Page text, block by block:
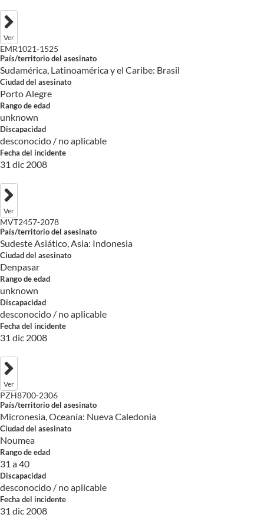
Ver
EMR1021-1525
País/territorio del asesinato
Sudamérica, Latinoamérica y el Caribe: Brasil
Ciudad del asesinato
Porto Alegre
Rango de edad
unknown
Discapacidad
desconocido / no aplicable
Fecha del incidente
31 dic 2008
Ver
MVT2457-2078
País/territorio del asesinato
Sudeste Asiático, Asia: Indonesia
Ciudad del asesinato
Denpasar
Rango de edad
unknown
Discapacidad
desconocido / no aplicable
Fecha del incidente
31 dic 2008
Ver
PZH8700-2306
País/territorio del asesinato
Micronesia, Oceanía: Nueva Caledonia
Ciudad del asesinato
Noumea
Rango de edad
31 a 40
Discapacidad
desconocido / no aplicable
Fecha del incidente
31 dic 2008